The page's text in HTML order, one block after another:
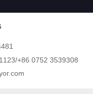
+86 0752 3539308